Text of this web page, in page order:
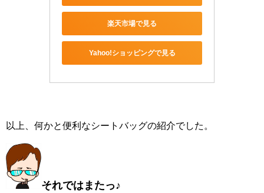
楽天市場で見る
Yahoo!ショッピングで見る
以上、何かと便利なシートバッグの紹介でした。
それではまたっ♪